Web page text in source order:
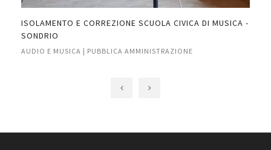
ISOLAMENTO E CORREZIONE SCUOLA CIVICA DI MUSICA -
SONDRIO
AUDIO E MUSICA | PUBBLICA AMMINISTRAZIONE